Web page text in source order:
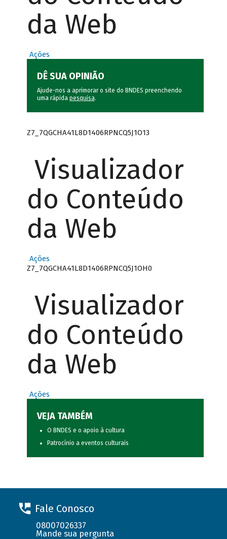
da Web
Ações
DÊ SUA OPINIÃO
Ajude-nos a aprimorar o site do BNDES preenchendo
uma rápida pesquisa.
Z7_7QGCHA41L8D1406RPNCQ5J1O13
Visualizador
do Conteúdo
da Web
Ações
Z7_7QGCHA41L8D1406RPNCQ5J1OH0
Visualizador
do Conteúdo
da Web
Ações
VEJA TAMBÉM
O BNDES e o apoio à cultura
Patrocínio a eventos culturais
Fale Conosco
08007026337
Mande sua pergunta